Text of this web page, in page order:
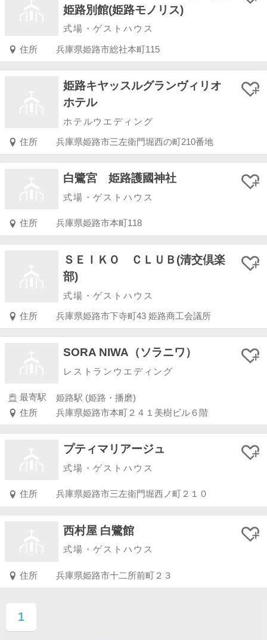
姫路別館(姫路モノリス)
式場・ゲストハウス
住所 兵庫県姫路市総社本町115
姫路キヤッスルグランヴィリオ
ホテル
ホテルウエディング
住所 兵庫県姫路市三左衛門堀西の町210番地
白鷺宮 姫路護國神社
式場・ゲストハウス
住所 兵庫県姫路市本町118
ＳＥＩＫＯ ＣＬＵＢ(清交倶楽
部)
式場・ゲストハウス
住所 兵庫県姫路市下寺町43 姫路商工会議所
SORA NIWA（ソラニワ）
レストランウエディング
最寄駅
姫路駅 (姫路・播磨)
住所
兵庫県姫路市本町２４１美樹ビル６階
プティマリアージュ
式場・ゲストハウス
住所 兵庫県姫路市三左衛門堀西ノ町２１０
西村屋 白鷺館
式場・ゲストハウス
住所 兵庫県姫路市十二所前町２３
1
ページ目